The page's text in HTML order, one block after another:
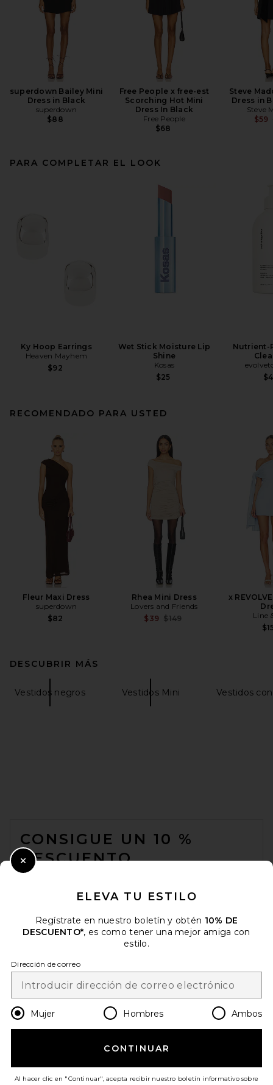
superdown Bailey Mini
Dress in Black
superdown
$88
Free People x free-est
Scorching Hot Mini
Dress In Black
Free People
$68
Steve
Dress in
Steve
$59
PARA COMPLETAR EL LOOK
Ky Hoop Earrings
Heaven Mayhem
$92
Wet Stick Moisture Lip
Shine
Kosas
$25
Nutrient-
RECOMENDADO PARA USTED
Fleur Maxi Dress
superdown
$82
Rhea Mini Dress
Lovers and Friends
$39 Previous price:
$149
x
Line
DESCUBRIR MÁS
Vestidos negros Vestidos Mini Vestidos
CONSIGUE UN 10 %
DESCUENTO
electrónico. Puede retirarse en cualquier momento.
Email Address
Change Country Regions
es USD
¡AYÚDANOS A MEJORAR!
ELEVA TU ESTILO
Regístrate en nuestro boletín y obtén 10% DE
DESCUENTO*, es como tener una mejor amiga con
estilo.
Dirección de correo
Mujer Hombres Ambos
CONTINUAR
Al hacer clic en "Continuar", acepta recibir nuestro boletín informativo sobre
Close Modal